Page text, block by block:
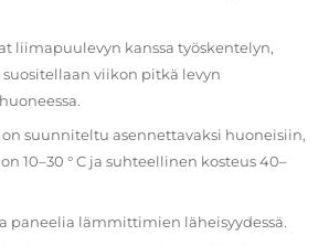
liimapuulevyn kanssa työskentelyn,
viikon pitkä levyn
suunniteltu asennettavaksi huoneisiin,
10–30 ° C ja suhteellinen kosteus 40–
paneelia lämmittimien läheisyydessä.